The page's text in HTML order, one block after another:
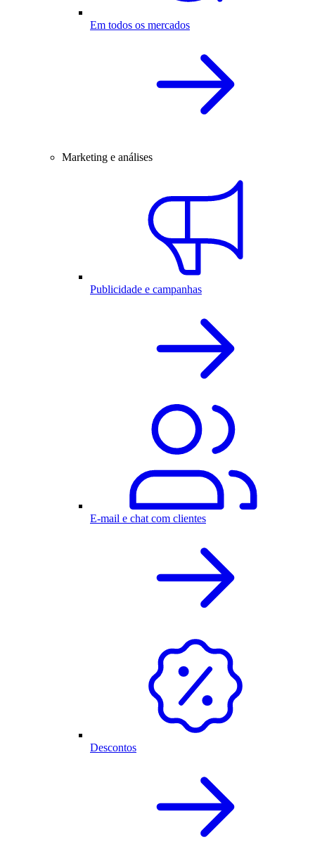
Em todos os mercados
Marketing e análises
Publicidade e campanhas
E-mail e chat com clientes
Descontos